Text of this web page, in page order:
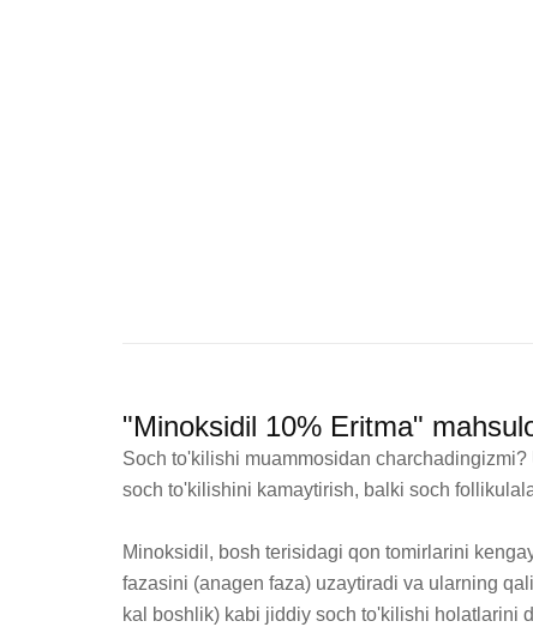
"Minoksidil 10% Eritma"
Soch to'kilishi muammosidan
soch to'kilishini kamaytirish, balki soch
Minoksidil, bosh terisidagi qon tomirlarini
fazasini (anagen faza) uzaytiradi va ularning
kal boshlik) kabi jiddiy soch to'kilishi holatlarini